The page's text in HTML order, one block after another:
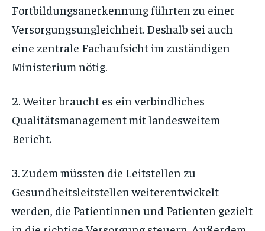
Fortbildungsanerkennung führten zu einer
Versorgungsungleichheit. Deshalb sei auch
eine zentrale Fachaufsicht im zuständigen
Ministerium nötig.
2. Weiter braucht es ein verbindliches
Qualitätsmanagement mit landesweitem
Bericht.
3. Zudem müssten die Leitstellen zu
Gesundheitsleitstellen weiterentwickelt
werden, die Patientinnen und Patienten gezielt